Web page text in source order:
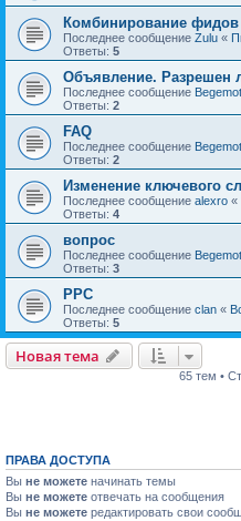
Комбинирование фидов
Последнее сообщение Zulu «
Ответы: 5
Объявление. Разрешен
Последнее сообщение Begemot
Ответы: 2
FAQ
Последнее сообщение Begemot
Ответы: 2
Изменение ключевого
Последнее сообщение alexro «
Ответы: 4
вопрос
Последнее сообщение Begemot
Ответы: 3
PPC
Последнее сообщение clan «
Ответы: 5
Новая тема
65 тем •
ПРАВА ДОСТУПА
Вы не можете начинать темы
Вы не можете отвечать на сообщения
Вы не можете редактировать свои